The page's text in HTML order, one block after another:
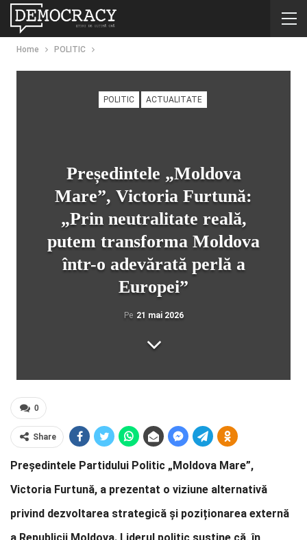
Home POLITIC
POLITIC ACTUALITATE
Președintele „Moldova
Mare”, Victoria Furtună:
„Prin neutralitate reală,
putem transforma Moldova
într-o adevărată perlă a
Europei”
Pe 21 mai 2026
0
Share
Președintele Partidului Politic „Moldova Mare”,
Victoria Furtună, a prezentat o viziune alternativă
privind dezvoltarea strategică și poziționarea externă